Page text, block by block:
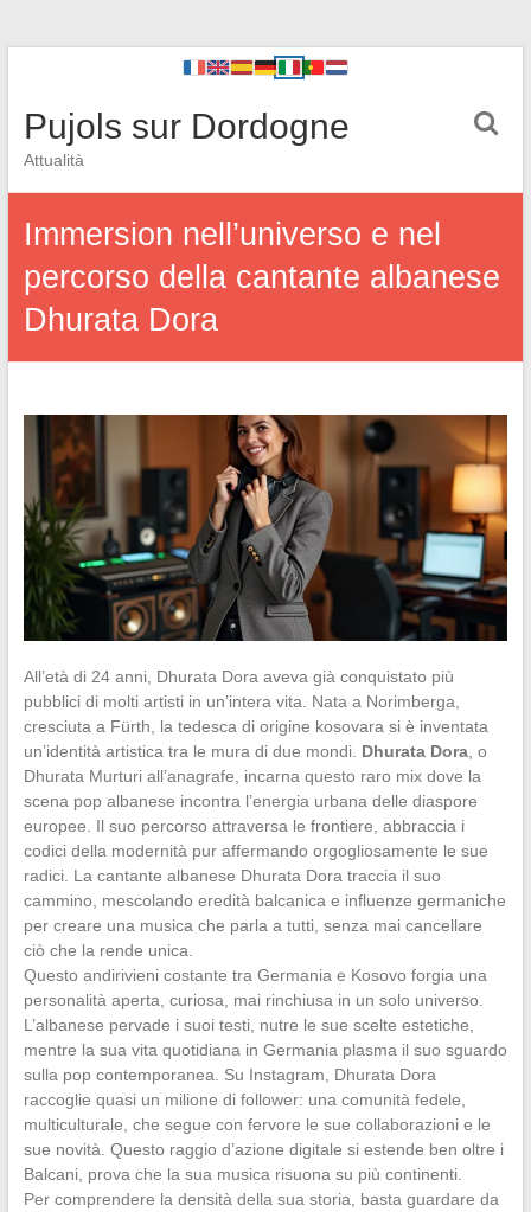
Pujols sur Dordogne
Attualità
Immersion nell’universo e nel
percorso della cantante albanese
Dhurata Dora
All’età di 24 anni, Dhurata Dora aveva già conquistato più
pubblici di molti artisti in un’intera vita. Nata a Norimberga,
cresciuta a Fürth, la tedesca di origine kosovara si è inventata
un’identità artistica tra le mura di due mondi. Dhurata Dora, o
Dhurata Murturi all’anagrafe, incarna questo raro mix dove la
scena pop albanese incontra l’energia urbana delle diaspore
europee. Il suo percorso attraversa le frontiere, abbraccia i
codici della modernità pur affermando orgogliosamente le sue
radici. La cantante albanese Dhurata Dora traccia il suo
cammino, mescolando eredità balcanica e influenze germaniche
per creare una musica che parla a tutti, senza mai cancellare
ciò che la rende unica.
Questo andirivieni costante tra Germania e Kosovo forgia una
personalità aperta, curiosa, mai rinchiusa in un solo universo.
L’albanese pervade i suoi testi, nutre le sue scelte estetiche,
mentre la sua vita quotidiana in Germania plasma il suo sguardo
sulla pop contemporanea. Su Instagram, Dhurata Dora
raccoglie quasi un milione di follower: una comunità fedele,
multiculturale, che segue con fervore le sue collaborazioni e le
sue novità. Questo raggio d’azione digitale si estende ben oltre i
Balcani, prova che la sua musica risuona su più continenti.
Per comprendere la densità della sua storia, basta guardare da